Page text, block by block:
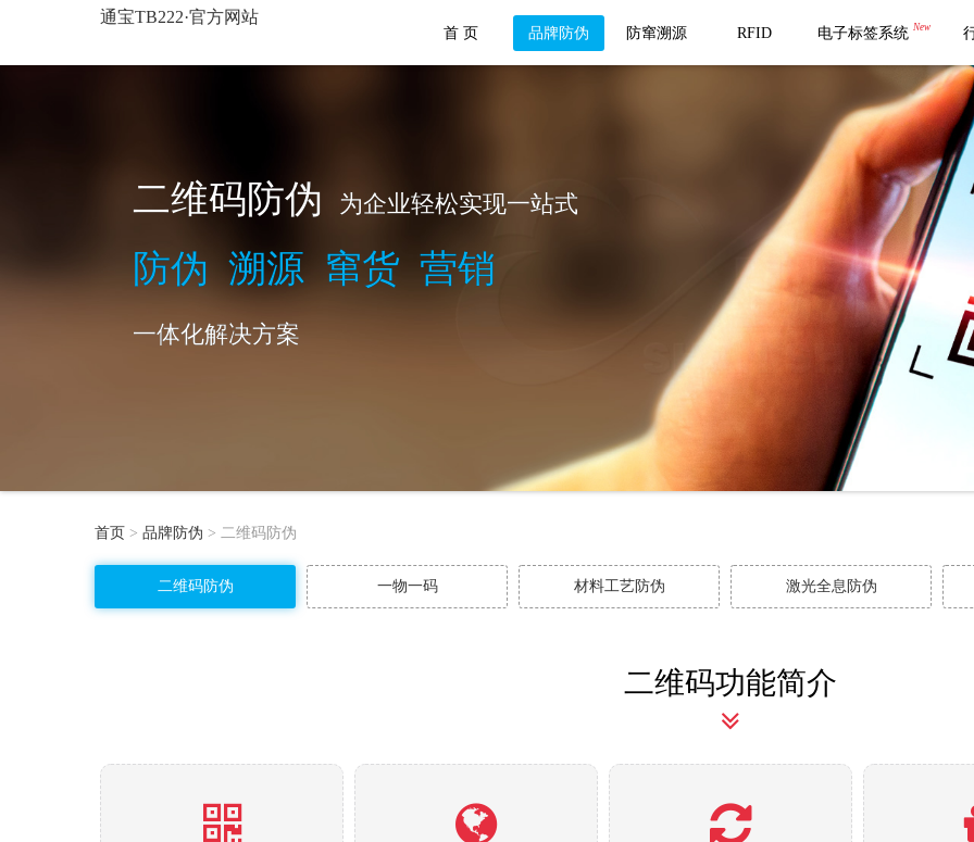
通宝TB222·官方网站
首 页 品牌防伪 防窜溯源 RFID 电子标签系统 New
二维码防伪 为企业轻松实现一站式
防伪 溯源 窜货 营销
一体化解决方案
首页 > 品牌防伪 > 二维码防伪
二维码防伪 一物一码 材料工艺防伪 激光全息防伪
二维码功能简介